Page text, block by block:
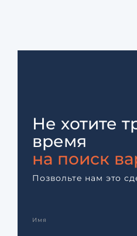
Не хотите
время
на поиск
Позвольте нам это